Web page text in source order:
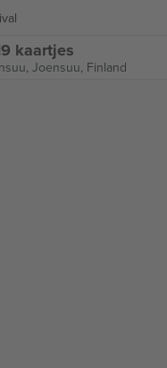
kaartjes
Joensuu, Finland